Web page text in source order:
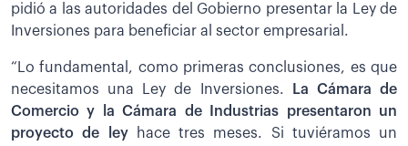
pidió a las autoridades del Gobierno presentar la Ley de
Inversiones para beneficiar al sector empresarial.
“Lo fundamental, como primeras conclusiones, es que
necesitamos una Ley de Inversiones.
La Cámara de
Comercio y la Cámara de Industrias presentaron un
proyecto de leyhace tres meses. Si tuviéramos un